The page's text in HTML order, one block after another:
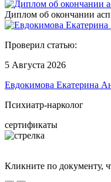
Диплом об окончании
Проверил статью:
5 Августа 2026
Евдокимова Екатерина
Психиатр-нарколог
сертификаты
Кликните по документу,